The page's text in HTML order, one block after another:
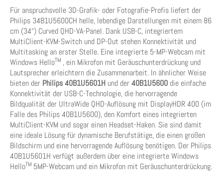
Für anspruchsvolle 3D-Grafik- oder Fotografie-Profis liefert der
Philips 34B1U5600CH helle, lebendige Darstellungen mit einem 86
cm (34“) Curved QHD-VA-Panel. Dank USB-C, integriertem
MultiClient-KVM-Switch und DP-Out stehen Konnektivität und
Multitasking an erster Stelle. Eine integrierte 5-MP-Webcam mit
Windows HelloTM , ein Mikrofon mit Geräuschunterdrückung und
Lautsprecher erleichtern die Zusammenarbeit. In ähnlicher Weise
bieten der Philips40B1U5601H und der40B1U5600 die einfache
Konnektivität der USB-C-Technologie, die hervorragende
Bildqualität der UltraWide QHD-Auflösung mit DisplayHDR 400 (im
Falle des Philips 40B1U5600), den Komfort eines integrierten
MultiClient-KVM und sogar einen Headset-Haken. Sie sind damit
eine ideale Lösung für dynamische Berufstätige, die einen großen
Bildschirm und eine hervorragende Auflösung benötigen. Der Philips
40B1U5601H verfügt außerdem über eine integrierte Windows
HelloTM 5MP-Webcam und ein Mikrofon mit Geräuschunterdrückung.